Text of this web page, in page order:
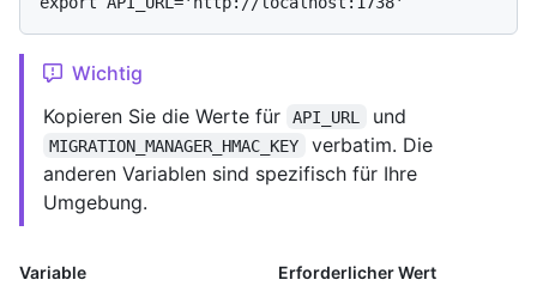
Wichtig
Kopieren Sie die Werte für
API_URL und
MIGRATION_MANAGER_HMAC_KEY
verbatim. Die
anderen Variablen sind spezifisch für Ihre
Umgebung.
Variable Erforderlicher Wert